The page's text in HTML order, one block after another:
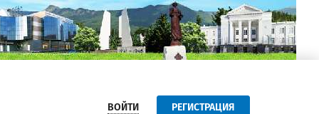
ВОЙТИ РЕГИСТРАЦИЯ